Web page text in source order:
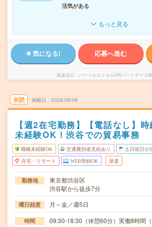
活気がある
もっと見る
気になる! 応募へ進む
派遣会社 パーソルエクセルHRパートナーズ
未読 掲載日 2026/08/09
【週2在宅勤務】【電話なし】時
未経験OK！渋谷での貿易事務
職種未経験OK 交通費別途支給あり 土日祝日が
在宅・リモート WEB登録OK 派遣
勤務地
東京都渋谷区
渋谷駅から徒歩7分
曜日頻度 月～金／週5日
時間 09:30-18:30（休憩60分）実働8時間（